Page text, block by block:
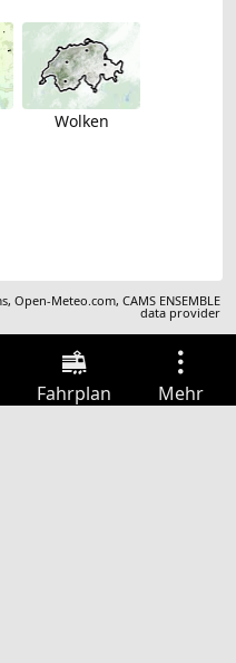
Wolken
,Open-Meteo.com,CAMS ENSEMBLE
data provider
Fahrplan Mehr